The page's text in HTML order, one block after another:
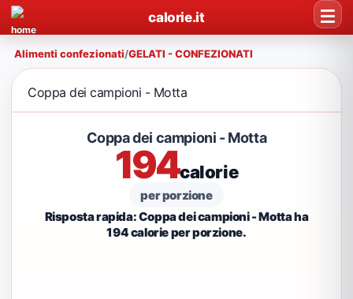
calorie.it
Alimenti confezionati/GELATI - CONFEZIONATI
Coppa dei campioni - Motta
Coppa dei campioni - Motta
194calorie
per porzione
Risposta rapida: Coppa dei campioni - Motta ha
194 calorie per porzione.